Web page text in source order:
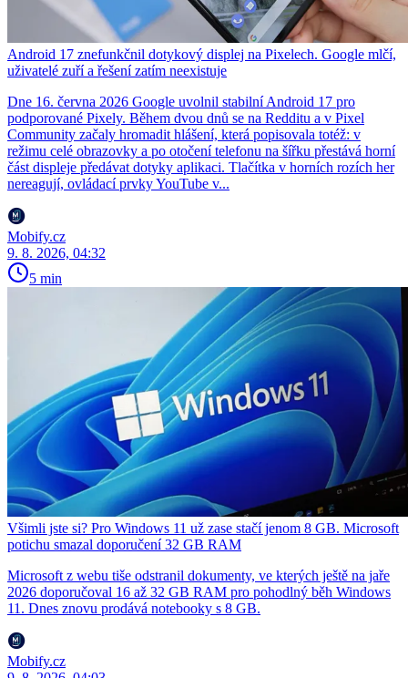
Android 17 znefunkčnil dotykový displej na Pixelech. Google mlčí,
uživatelé zuří a řešení zatím neexistuje
Dne 16. června 2026 Google uvolnil stabilní Android 17 pro
podporované Pixely. Během dvou dnů se na Redditu a v Pixel
Community začaly hromadit hlášení, která popisovala totéž: v
režimu celé obrazovky a po otočení telefonu na šířku přestává horní
část displeje předávat dotyky aplikaci. Tlačítka v horních rozích her
nereagují, ovládací prvky YouTube v...
Mobify.cz
9. 8. 2026, 04:32
5 min
Všimli jste si? Pro Windows 11 už zase stačí jenom 8 GB. Microsoft
potichu smazal doporučení 32 GB RAM
Microsoft z webu tiše odstranil dokumenty, ve kterých ještě na jaře
2026 doporučoval 16 až 32 GB RAM pro pohodlný běh Windows
11. Dnes znovu prodává notebooky s 8 GB.
Mobify.cz